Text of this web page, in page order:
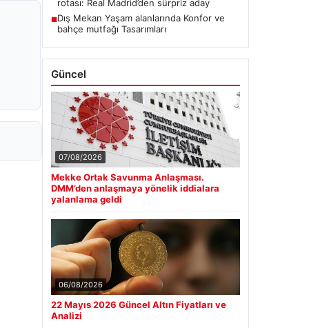
rotası: Real Madrid’den sürpriz aday
■Dış Mekan Yaşam alanlarında Konfor ve
bahçe mutfağı Tasarımları
Güncel
07/08/2026
Mekke Ortak Savunma Anlaşması.
DMM’den anlaşmaya yönelik iddialara
yalanlama geldi
06/08/2026
22 Mayıs 2026 Güncel Altın Fiyatları ve
Analizi